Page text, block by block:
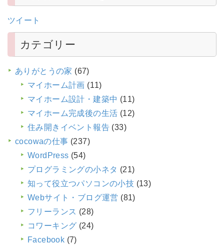
ツイート
カテゴリー
ありがとうの家 (67)
マイホーム計画 (11)
マイホーム設計・建築中 (11)
マイホーム完成後の生活 (12)
住み開きイベント報告 (33)
cocowaの仕事 (237)
WordPress (54)
プログラミングの小ネタ (21)
知って役立つパソコンの小技 (13)
Webサイト・ブログ運営 (81)
フリーランス (28)
コワーキング (24)
Facebook (7)